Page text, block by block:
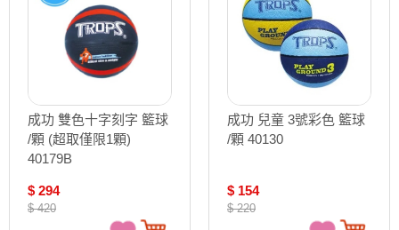
成功 雙色十字刻字 籃球
/顆 (超取僅限1顆)
40179B
$ 294
$ 420
成功 兒童 3號彩色 籃球
/顆 40130
$ 154
$ 220